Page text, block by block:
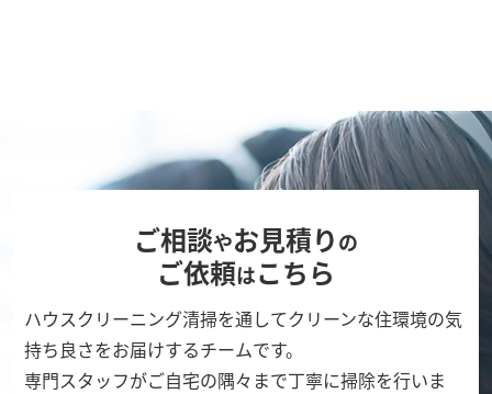
ご相談やお見積りの
ご依頼はこちら
ハウスクリーニング清掃を通してクリーンな住環境の気
持ち良さをお届けするチームです。
専門スタッフがご自宅の隅々まで丁寧に掃除を行いま